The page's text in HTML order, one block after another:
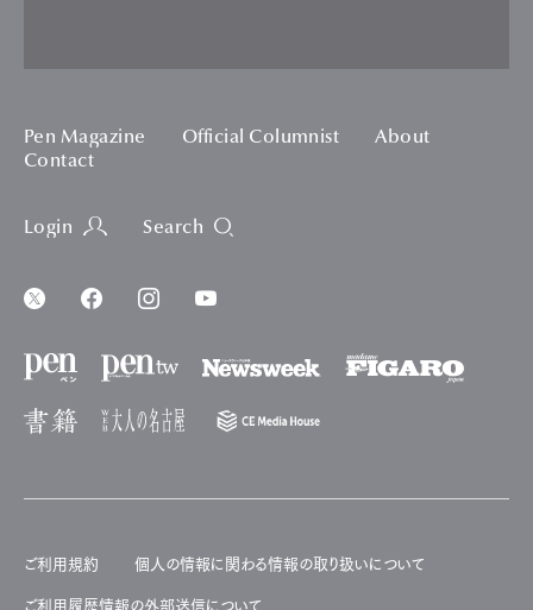
Pen Magazine Official Columnist
About
Contact
Login Search
ご利用規約 個人の情報に関わる情報の取り扱いについて
ご利用履歴情報の外部送信について